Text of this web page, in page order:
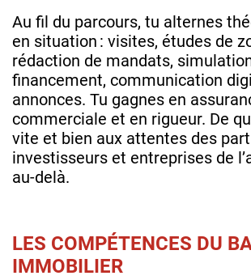
Au fil du parcours, tu alternes
en situation : visites, études de
rédaction de mandats,
financement, communication
annonces. Tu gagnes en
commerciale et en rigueur. De
vite et bien aux attentes des
investisseurs et entreprises de
au‑delà.
LES COMPÉTENCES DU
IMMOBILIER